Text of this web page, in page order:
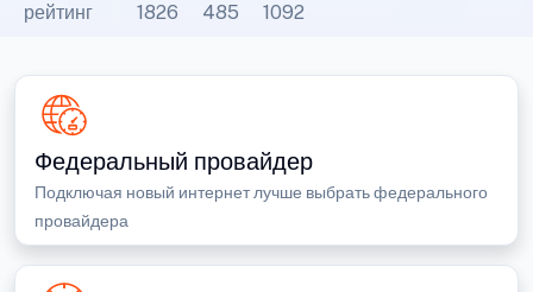
рейтинг 1826 485 1092
Федеральный провайдер
Подключая новый интернет лучше выбрать федерального
провайдера